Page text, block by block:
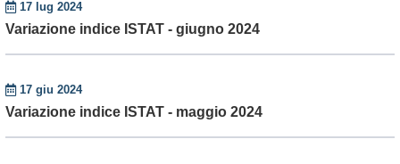
17 lug 2024
Variazione indice ISTAT - giugno 2024
17 giu 2024
Variazione indice ISTAT - maggio 2024